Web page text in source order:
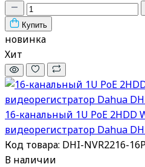
Купить
новинка
Хит
16-канальный 1U PoE 2HDD
видеорегистратор Dahua
Код товара: DHI-NVR2216-
В наличии